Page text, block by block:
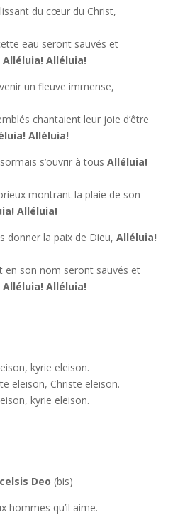
du cœur du Christ,
eau seront sauvés et
Alléluia!
un fleuve immense,
chantaient leur joie d’être
Alléluia!
s’ouvrir à tous Alléluia!
montrant la plaie de son
Alléluia!
donner la paix de Dieu, Alléluia!
en son nom seront sauvés et
Alléluia!
kyrie eleison.
eleison, Christe eleison.
kyrie eleison.
Deo (bis)
hommes qu’il aime.